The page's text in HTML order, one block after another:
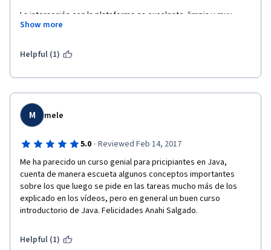
La interacción con la plataforma es excelente, limpia y muy
divertida.
Muchas gracias por esta increíble experiencia.
Show more
Helpful (1)
M mele
5.0 · Reviewed Feb 14, 2017
Me ha parecido un curso genial para pricipiantes en Java,
cuenta de manera escueta algunos conceptos importantes
sobre los que luego se pide en las tareas mucho más de los
explicado en los vídeos, pero en general un buen curso
introductorio de Java. Felicidades Anahi Salgado.
Helpful (1)